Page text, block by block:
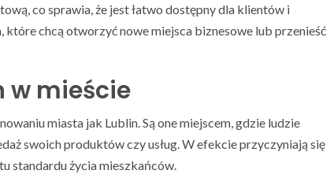
co sprawia, że jest łatwo dostępny dla klientów i
chcą otworzyć nowe miejsca biznesowe lub przenieść
w mieście
miasta jak Lublin. Są one miejscem, gdzie ludzie
swoich produktów czy usług. W efekcie przyczyniają się
standardu życia mieszkańców.